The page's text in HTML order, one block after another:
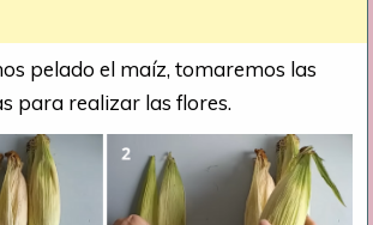
pelado el maíz, tomaremos las
para realizar las flores.